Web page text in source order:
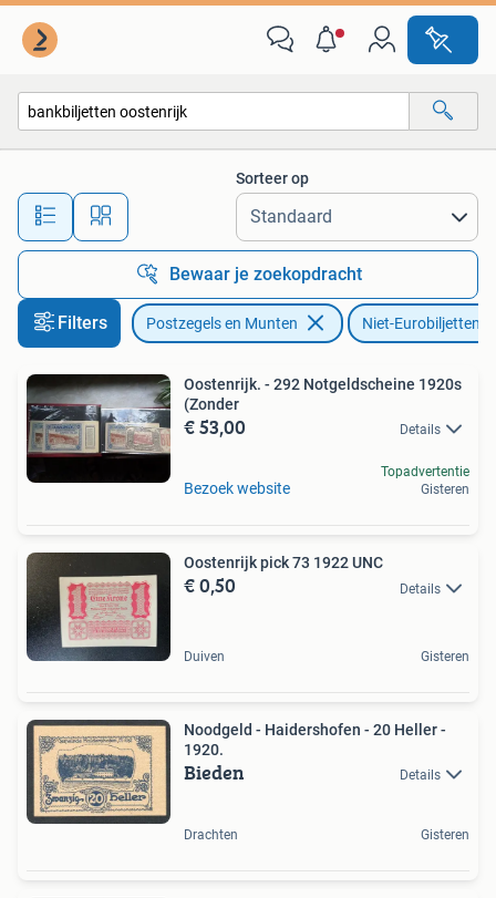
Alle afstanden…
Sorteer op
Bewaar je zoekopdracht
Filters Postzegels en Munten Niet-Eurobiljetten
Oostenrijk. - 292 Notgeldscheine 1920s
(Zonder
€ 53,00 Details
Bezoek website
Topadvertentie
Gisteren
Oostenrijk pick 73 1922 UNC
€ 0,50 Details
Duiven Gisteren
Noodgeld - Haidershofen - 20 Heller -
1920.
Bieden Details
Drachten Gisteren